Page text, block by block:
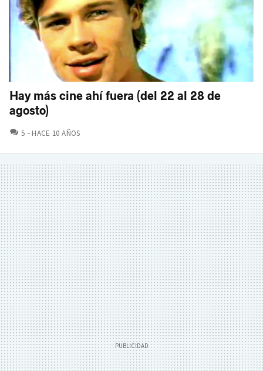
Hay más cine ahí fuera (del 22 al 28 de
agosto)
5 COMENTARIOS
HACE 10 AÑOS